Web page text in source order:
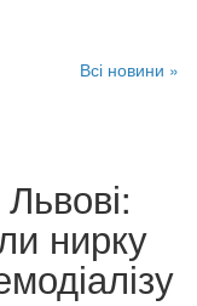
Всі новини »
нирку